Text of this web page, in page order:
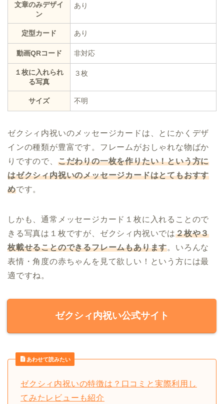
文章のみデザイ
ン
あり
定型カード あり
動画QRコード 非対応
１枚に入れられ
る写真
３枚
サイズ 不明
ゼクシィ内祝いのメッセージカードは、とにかくデザ
インの種類が豊富です。フレームがおしゃれな物ばか
りですので、 こだわりの一枚を作りたい！という方に
はゼクシィ内祝いのメッセージカードはとてもおすす
めです。
しかも、通常メッセージカード１枚に入れることので
きる写真は１枚ですが、ゼクシィ内祝いでは２枚や３
枚載せることのできるフレームもあります。いろんな
表情・角度の赤ちゃんを見て欲しい！という方には最
適ですね。
ゼクシィ内祝い公式サイト
あわせて読みたい
ゼクシィ内祝いの特徴は？口コミと実際利用し
てみたレビューも紹介